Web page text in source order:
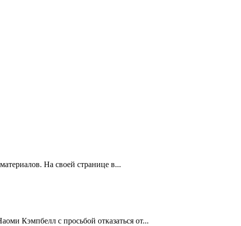
На своей странице в...
Кэмпбелл с просьбой отказаться от...